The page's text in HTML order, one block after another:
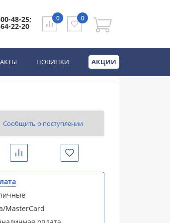
48-25;
22-20
0 0
НОВИНКИ АКЦИИ
Сообщить о поступлении
Сравнить Избранное
MasterCard